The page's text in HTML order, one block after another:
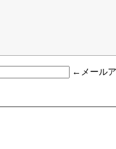
←メール